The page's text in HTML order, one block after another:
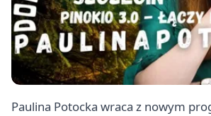
Paulina Potocka wraca z nowym